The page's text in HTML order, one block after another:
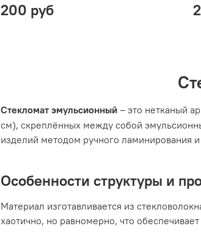
200 руб
Стекломат эмульсионный – это нетканый
см), скреплённых между собой
изделий методом ручного ламинирования
Особенности структуры и
Материал изготавливается из
хаотично, но равномерно, что